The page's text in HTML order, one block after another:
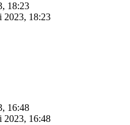
18:23
2023, 18:23
16:48
2023, 16:48